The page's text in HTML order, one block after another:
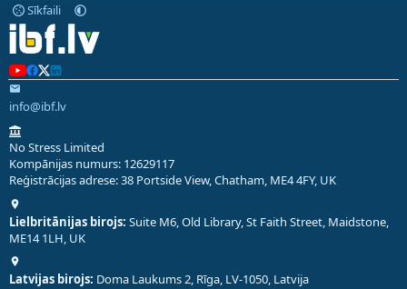
Sīkfaili
info@ibf.lv
No Stress Limited
Kompānijas numurs: 12629117
Reģistrācijas adrese: 38 Portside View, Chatham, ME4 4FY, UK
Lielbritānijas birojs: Suite M6, Old Library, St Faith Street, Maidstone,
ME14 1LH, UK
Latvijas birojs: Doma Laukums 2, Rīga, LV-1050, Latvija